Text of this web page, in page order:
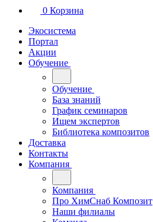
0 Корзина
Экосистема
Портал
Акции
Обучение
Обучение
База знаний
График семинаров
Ищем экспертов
Библиотека композитов
Доставка
Контакты
Компания
Компания
Про ХимСнаб Композит
Наши филиалы